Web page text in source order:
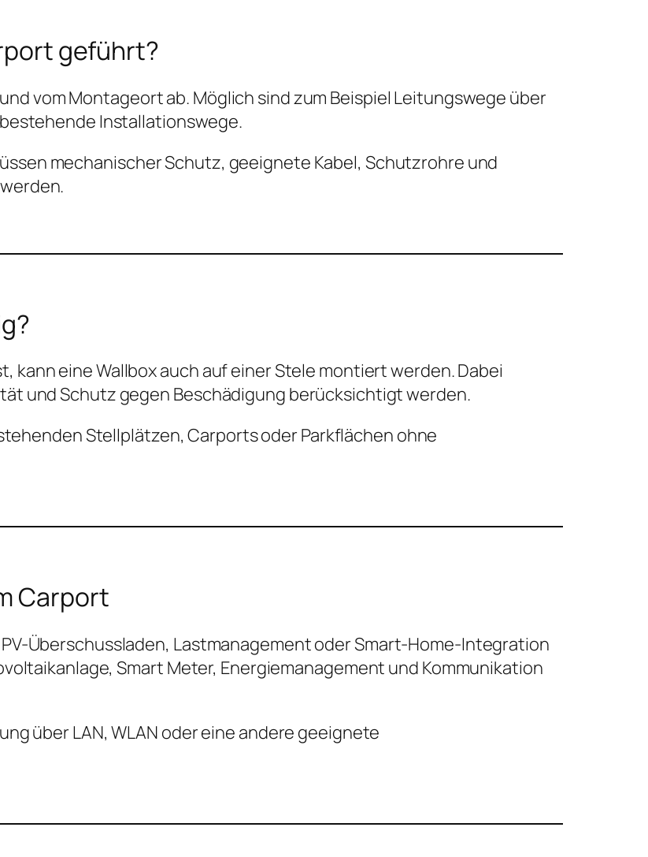
geführt?
vom Montageort ab. Möglich sind zum Beispiel Leitungswege über
Installationswege.
mechanischer Schutz, geeignete Kabel, Schutzrohre und
kann eine Wallbox auch auf einer Stele montiert werden. Dabei
und Schutz gegen Beschädigung berücksichtigt werden.
Stellplätzen, Carports oder Parkflächen ohne
Carport
Überschussladen, Lastmanagement oder Smart-Home-Integration
Smart Meter, Energiemanagement und Kommunikation
über LAN, WLAN oder eine andere geeignete